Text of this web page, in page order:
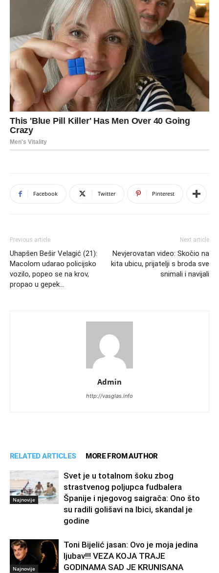
Facebook Twitter Pinterest
Previous article
Uhapšen Bešir Velagić (21):
Macolom udarao policijsko
vozilo, popeo se na krov,
propao u gepek…
Next article
Nevjerovatan video: Skočio na
kita ubicu, prijatelji s broda sve
snimali i navijali
Admin
http://vasglas.info
RELATED ARTICLES MORE FROM AUTHOR
Najnovije
Svet je u totalnom šoku zbog
strastvenog poljupca fudbalera
Španije i njegovog saigrača: Ono što
su radili golišavi na Ibici, skandal je
godine
Najnovije
Toni Bijelić jasan: Ovo je moja jedina
ljubav!!! VEZA KOJA TRAJE
GODINAMA SAD JE KRUNISANA